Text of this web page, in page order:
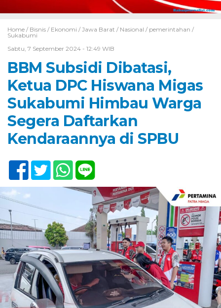
Home / Bisnis / Ekonomi / Jawa Barat / Nasional / pemerintahan /
Sukabumi
Sabtu, 7 September 2024 - 12:49 WIB
BBM Subsidi Dibatasi,
Ketua DPC Hiswana Migas
Sukabumi Himbau Warga
Segera Daftarkan
Kendaraannya di SPBU